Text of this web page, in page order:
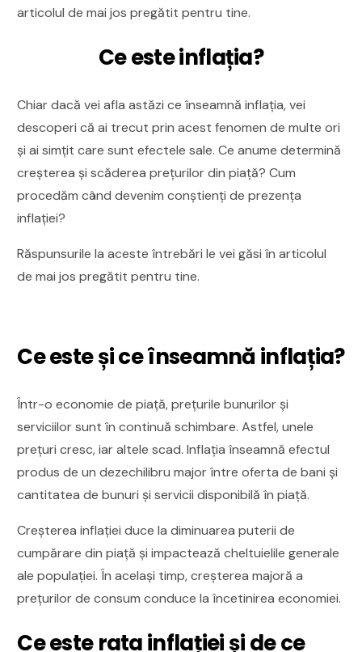
articolul de mai jos pregătit pentru tine.
Ce este inflația?
Chiar dacă vei afla astăzi ce înseamnă inflația, vei
descoperi că ai trecut prin acest fenomen de multe ori
și ai simțit care sunt efectele sale. Ce anume determină
creșterea și scăderea prețurilor din piață? Cum
procedăm când devenim conștienți de prezența
inflației?
Răspunsurile la aceste întrebări le vei găsi în articolul
de mai jos pregătit pentru tine.
Ce este și ce înseamnă inflația?
Într-o economie de piață, prețurile bunurilor și
serviciilor sunt în continuă schimbare. Astfel, unele
prețuri cresc, iar altele scad. Inflația înseamnă efectul
produs de un dezechilibru major între oferta de bani și
cantitatea de bunuri și servicii disponibilă în piață.
Creșterea inflației duce la diminuarea puterii de
cumpărare din piață și impactează cheltuielile generale
ale populației. În același timp, creșterea majoră a
prețurilor de consum conduce la încetinirea economiei.
Ce este rata inflației și de ce